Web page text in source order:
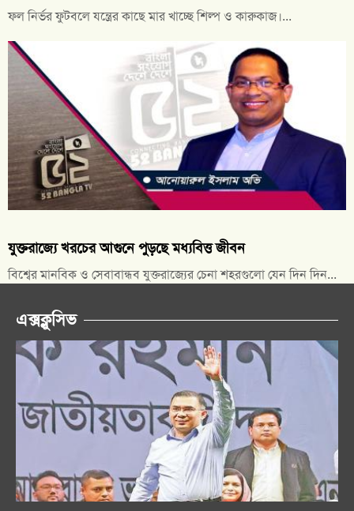
ফল নির্ভর ফুটবলে যন্ত্রের কাছে মার খাচ্ছে শিল্প ও কারুকাজ।...
যুক্তরাজ্যে খরচের আগুনে পুড়ছে মধ্যবিত্ত জীবন
বিশ্বের মানবিক ও সেবাবান্ধব যুক্তরাজ্যের চেনা শহরগুলো যেন দিন দিন...
এক্সক্লুসিভ